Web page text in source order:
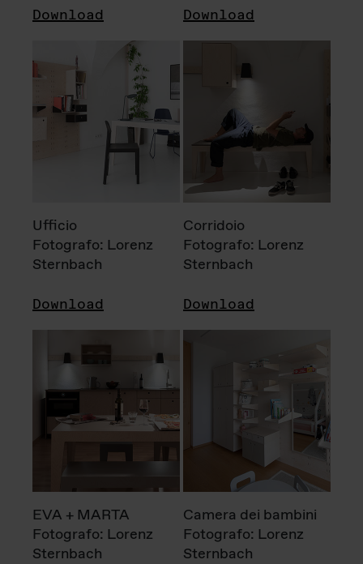
Download Download
Ufficio
Fotografo: Lorenz
Sternbach
Download
Corridoio
Fotografo: Lorenz
Sternbach
Download
EVA + MARTA
Fotografo: Lorenz
Sternbach
Camera dei bambini
Fotografo: Lorenz
Sternbach